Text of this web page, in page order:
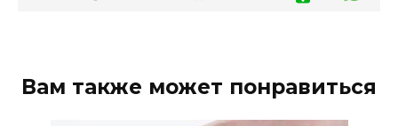
Вам также может понравиться